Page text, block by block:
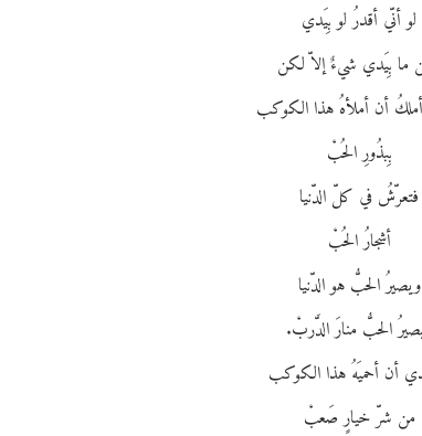
لو أنّي أقدرُ لو بِيَدي
ما بِيَدي شيءٌ إلاّ لكن
أن أملأهُ هذا الكوكب
بِبذُورِ الحُبْ
فتعرّشُ في كلّ الدّنيا
أشجارُ الحُبْ
ويصيرُ الحبُّ هو الدّنيا
الحبُّ منارَ الدَّربْ.
أن أحميَهُ هذا الكوكب
من شرّ خيارٍ صَعبْ